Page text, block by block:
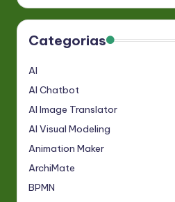
Categorias
AI
AI Chatbot
AI Image Translator
AI Visual Modeling
Animation Maker
ArchiMate
BPMN